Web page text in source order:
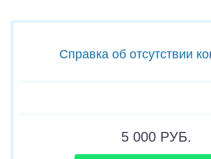
Справка об отсутствии
5 000РУБ.